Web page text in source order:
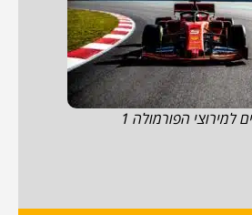
למירוצי הפורמולה 1